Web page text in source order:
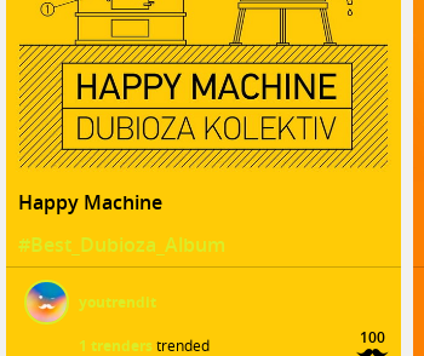
Happy Machine
#Best_Dubioza_Album
youtrendit
1 trenders trended 100